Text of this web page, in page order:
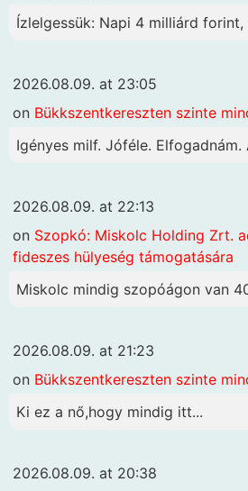
Ízlelgessük: Napi 4 milliárd forint,
2026.08.09. at 23:05
on Bükkszentkereszten szinte
Igényes milf. Jóféle. Elfogadnám.
2026.08.09. at 22:13
on Szopkó: Miskolc Holding Zrt.
fideszes hülyeség támogatására
Miskolc mindig szopóágon van
2026.08.09. at 21:23
on Bükkszentkereszten szinte
Ki ez a nő,hogy mindig itt...
2026.08.09. at 20:38